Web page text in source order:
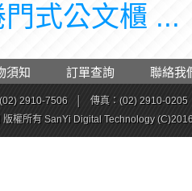
式公文櫃 ...
須知 訂單查詢 聯絡我
2910-7506
傳真：(02) 2910-0205
版權所有 SanYi Digital Technology